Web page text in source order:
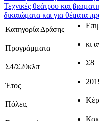
Τεχνικές θεάτρου και
δικαιώματα και για θέματα
Κατηγορία Δράσης
Προγράμματα κι
Σ4/Σ20κλπ Σ8
Έτος
Πόλεις